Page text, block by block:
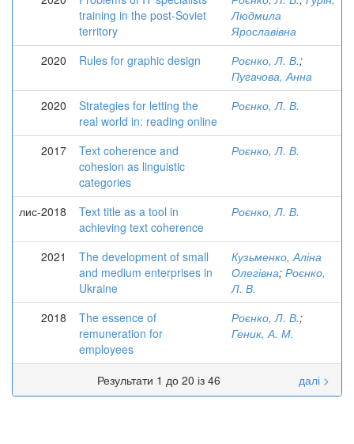
training in the post-Soviet
territory
Людмила
Ярославівна
2020
Rules for graphic design Роєнко, Л. В.;
Пугачова, Анна
2020
Strategies for letting the
real world in: reading online
Роєнко, Л. В.
2017
Text coherence and
cohesion as linguistic
categories
Роєнко, Л. В.
лис-2018
Text title as a tool in
achieving text coherence
Роєнко, Л. В.
2021
The development of small
and medium enterprises in
Ukraine
Кузьменко, Аліна
Олегівна; Роєнко,
Л. В.
2018
The essence of
remuneration for
employees
Роєнко, Л. В.;
Геник, А. М.
Результати 1 до 20 із 46 далі >